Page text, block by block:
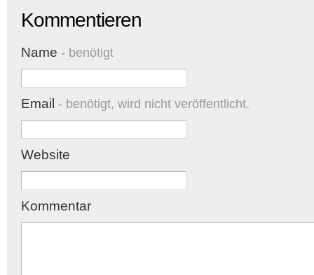
Kommentieren
Name - benötigt
Email - benötigt, wird nicht veröffentlicht.
Website
Kommentar